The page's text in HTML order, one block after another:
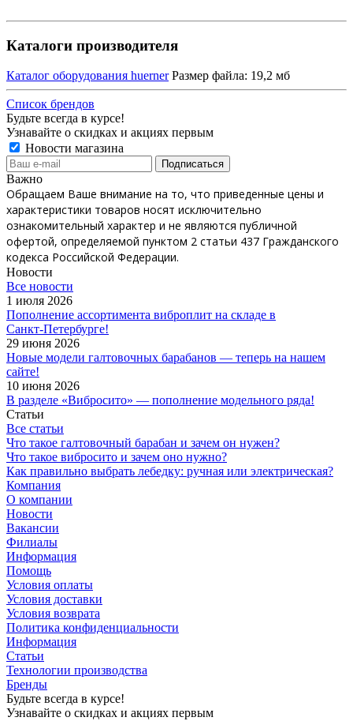
Каталоги производителя
Каталог оборудования huerner Размер файла: 19,2 мб
Список брендов
Будьте всегда в курсе!
Узнавайте о скидках и акциях первым
Новости магазина
Важно
Обращаем Ваше внимание на то, что приведенные цены и
характеристики товаров носят исключительно
ознакомительный характер и не являются публичной
офертой, определяемой пунктом 2 статьи 437 Гражданского
кодекса Российской Федерации.
Новости
Все новости
1 июля 2026
Пополнение ассортимента виброплит на складе в
Санкт‑Петербурге!
29 июня 2026
Новые модели галтовочных барабанов — теперь на нашем
сайте!
10 июня 2026
В разделе «Вибросито» — пополнение модельного ряда!
Статьи
Все статьи
Что такое галтовочный барабан и зачем он нужен?
Что такое вибросито и зачем оно нужно?
Как правильно выбрать лебедку: ручная или электрическая?
Компания
О компании
Новости
Вакансии
Филиалы
Информация
Помощь
Условия оплаты
Условия доставки
Условия возврата
Политика конфиденциальности
Информация
Статьи
Технологии производства
Бренды
Будьте всегда в курсе!
Узнавайте о скидках и акциях первым